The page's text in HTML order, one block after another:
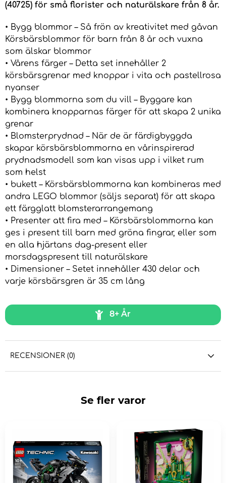
(40725) för små florister och naturälskare från 8 år.
• Bygg blommor – Så frön av kreativitet med gåvan
Körsbärsblommor för barn från 8 år och vuxna
som älskar blommor
• Vårens färger – Detta set innehåller 2
körsbärsgrenar med knoppar i vita och pastellrosa
nyanser
• Bygg blommorna som du vill – Byggare kan
kombinera knopparnas färger för att skapa 2 unika
grenar
• Blomsterprydnad – När de är färdigbyggda
skapar körsbärsblommorna en vårinspirerad
prydnadsmodell som kan visas upp i vilket rum
som helst
• bukett – Körsbärsblommorna kan kombineras med
andra LEGO blommor (säljs separat) för att skapa
ett färgglatt blomsterarrangemang
• Presenter att fira med – Körsbärsblommorna kan
ges i present till barn med gröna fingrar, eller som
en alla hjärtans dag-present eller
morsdagspresent till naturälskare
• Dimensioner – Setet innehåller 430 delar och
varje körsbärsgren är 35 cm lång
8+ År
RECENSIONER (0)
Se fler varor